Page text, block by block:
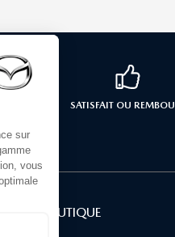
SATISFAIT OU
LA BOUTIQUE